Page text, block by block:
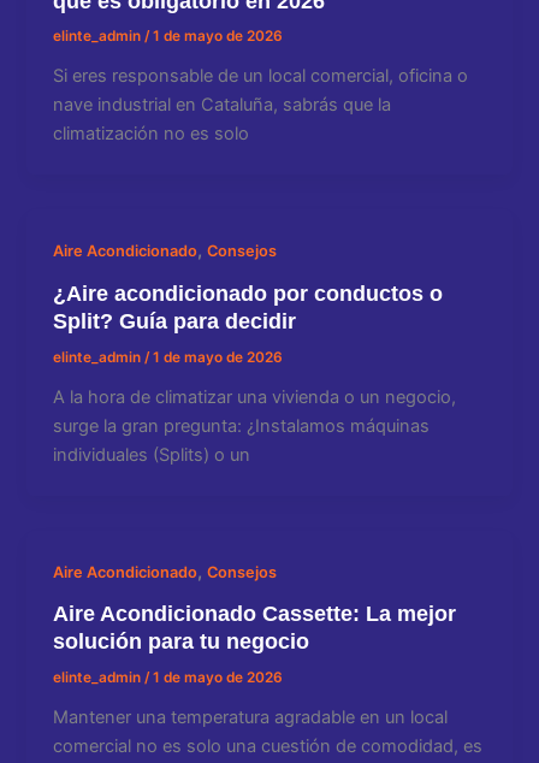
elinte_admin/1 de mayo de 2026
Si eres responsable de un local comercial, oficina o
nave industrial en Cataluña, sabrás que la
climatización no es solo
Aire Acondicionado,Consejos
¿Aire acondicionado por conductos o
Split? Guía para decidir
elinte_admin/1 de mayo de 2026
A la hora de climatizar una vivienda o un negocio,
surge la gran pregunta: ¿Instalamos máquinas
individuales (Splits) o un
Aire Acondicionado,Consejos
Aire Acondicionado Cassette: La mejor
solución para tu negocio
elinte_admin/1 de mayo de 2026
Mantener una temperatura agradable en un local
comercial no es solo una cuestión de comodidad, es